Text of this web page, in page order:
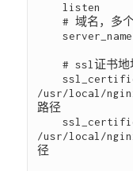
    # 域名，多个以空格分开
    server_name  baidu.com www.baidu.com;
    # ssl证书地址
    ssl_certificate
/usr/local/
路径
    ssl_certificate_key
/usr/local/
径